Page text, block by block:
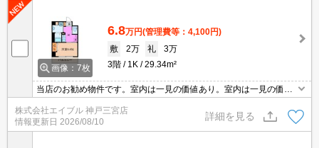
画像：7枚
6.8万円(管理費等：4,100円)
敷
2万 礼
3万
3階
1K 29.34m²
当店のお勧め物件です。室内は一見の価値あり。室内は一見の価値
あり。室内は一見の価値あり。室内は一見の価値あり。設備に注目!
人気のアイテムせいぞろい。
株式会社エイブル 神戸三宮店
情報更新日 2026/08/10
詳細を見る